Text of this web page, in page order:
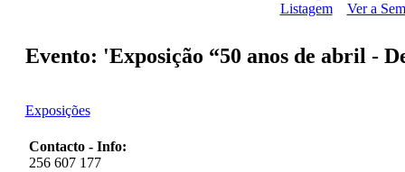
Listagem Ver a
Evento: 'Exposição “50 anos de abril -
Exposições
Contacto - Info:
256 607 177